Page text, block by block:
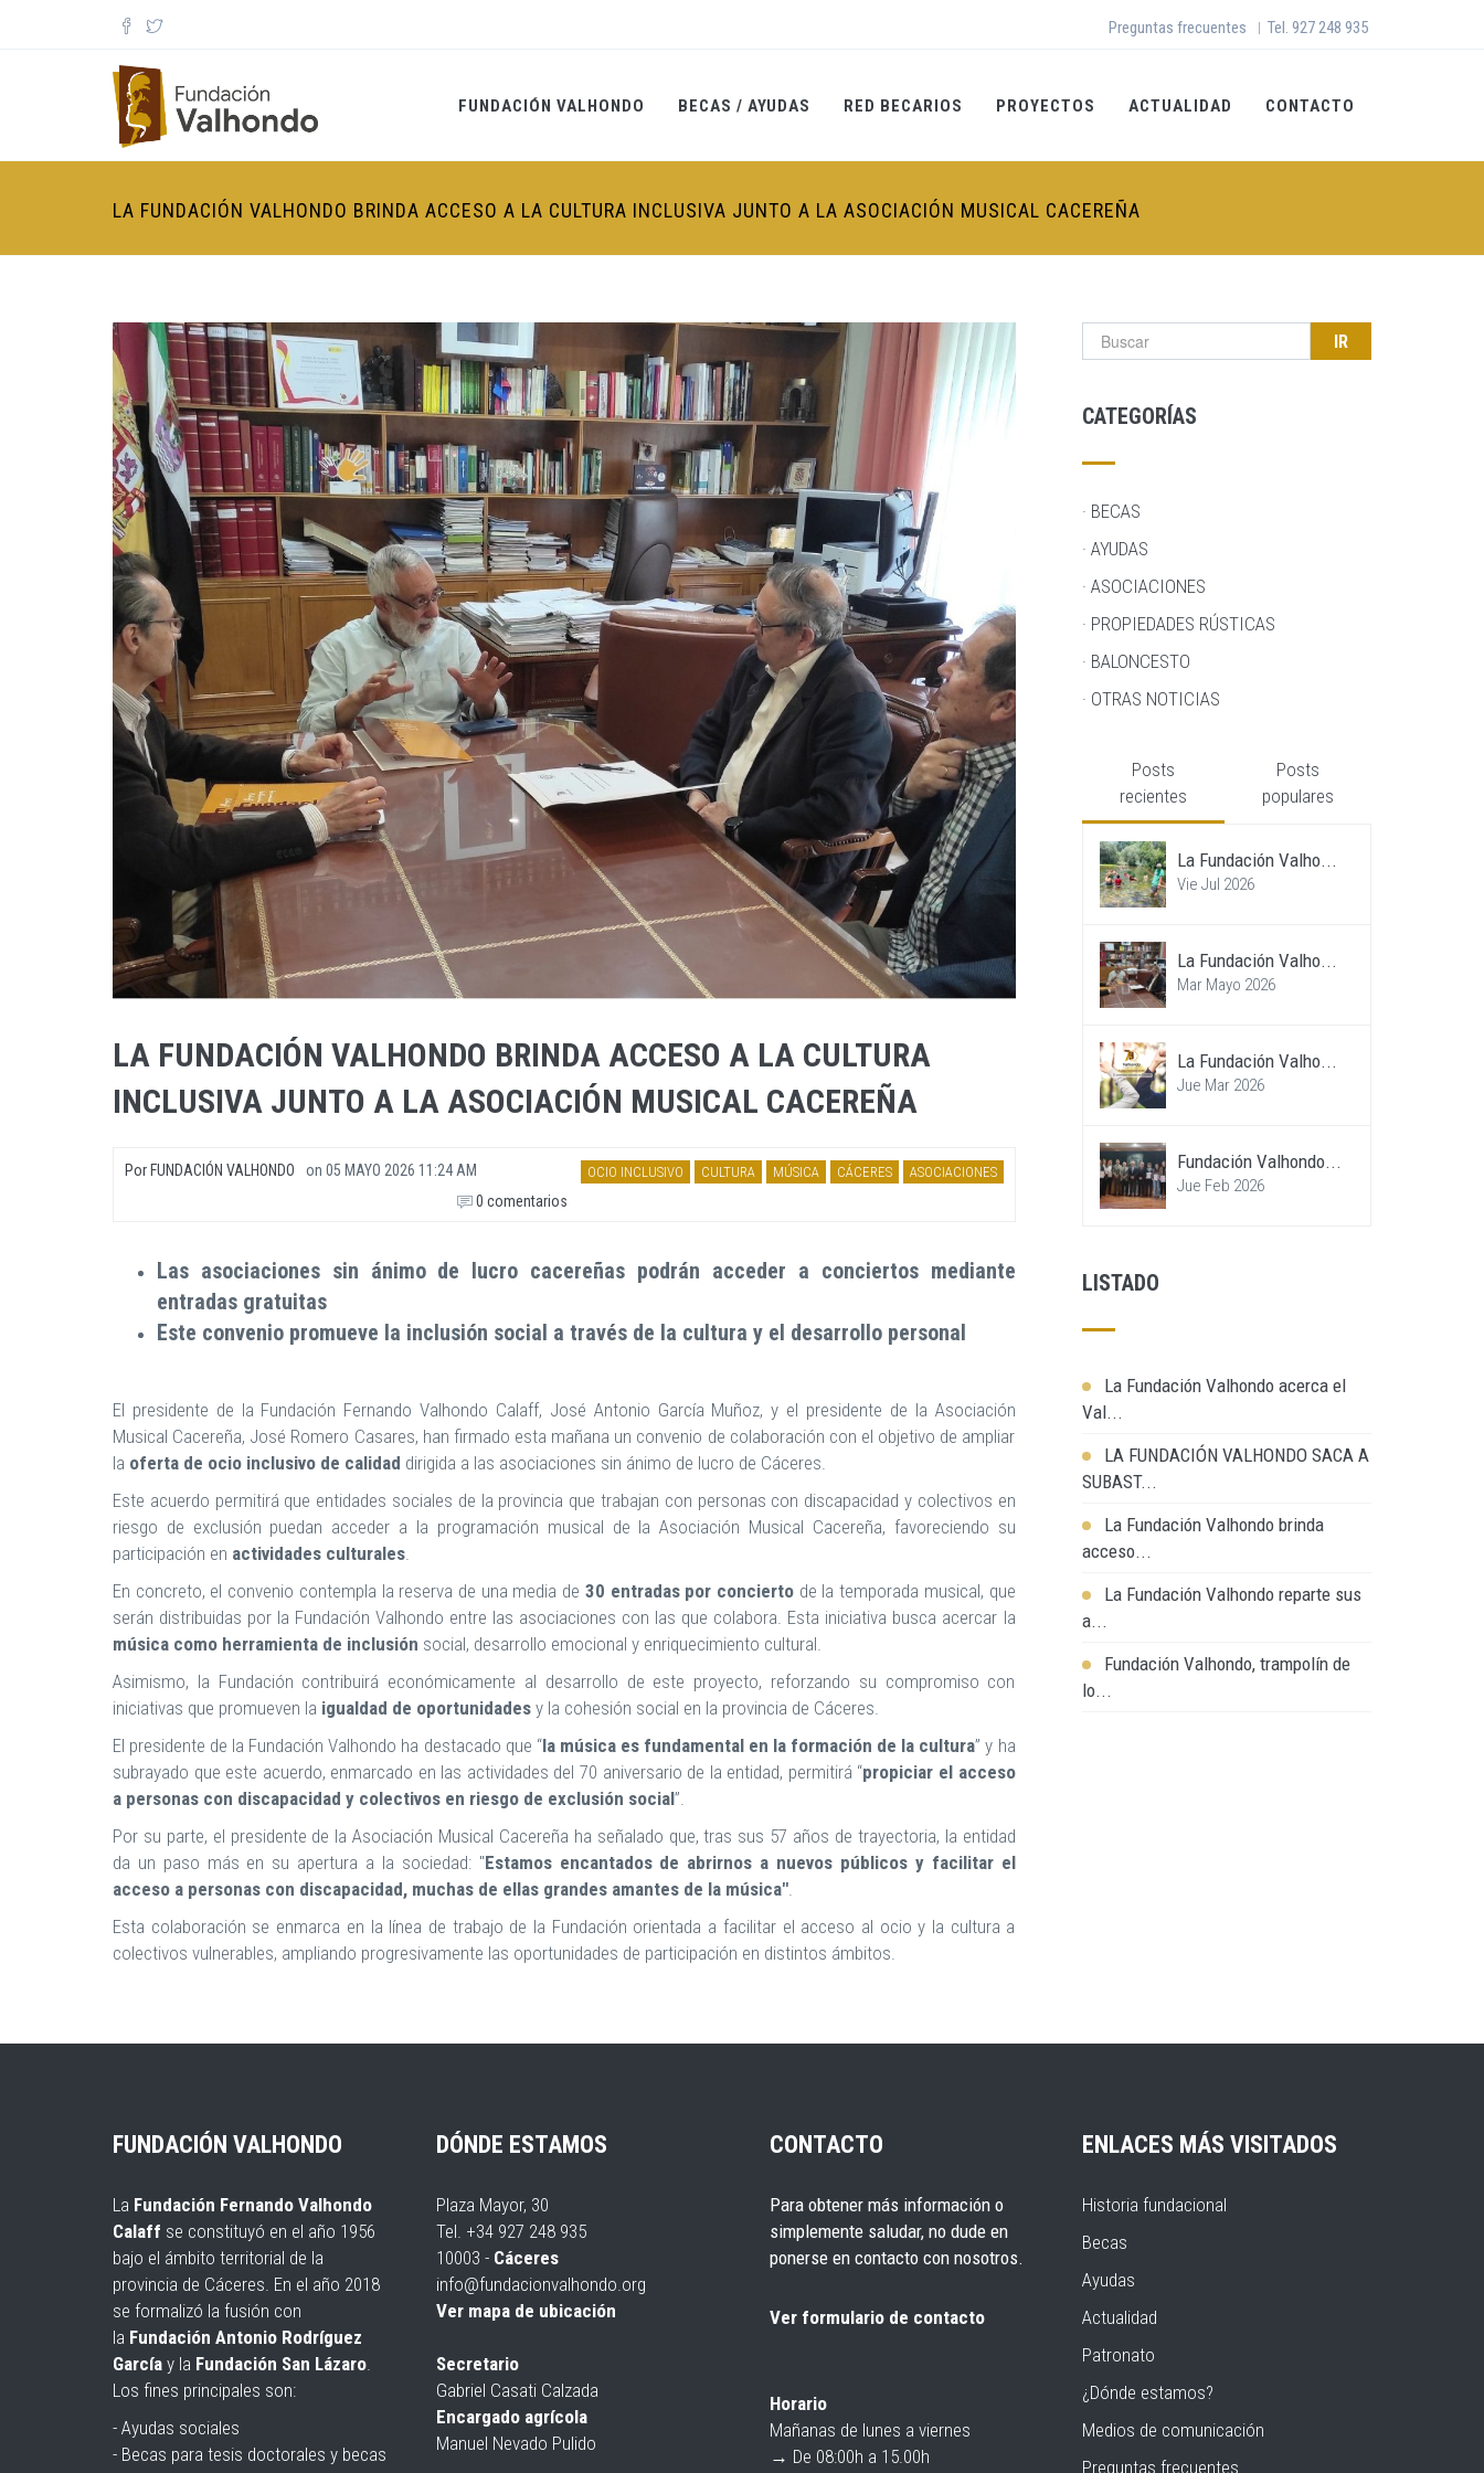
Pasar al contenido principal
Preguntas frecuentes | Tel. 927 248 935
FUNDACIÓN VALHONDO BECAS / AYUDAS RED BECARIOS PROYECTOS ACTUALIDAD CONTACTO
LA FUNDACIÓN VALHONDO BRINDA ACCESO A LA CULTURA INCLUSIVA JUNTO A LA ASOCIACIÓN MUSICAL CACEREÑA
LA FUNDACIÓN VALHONDO BRINDA ACCESO A LA CULTURA
INCLUSIVA JUNTO A LA ASOCIACIÓN MUSICAL CACEREÑA
Por FUNDACIÓN VALHONDO on 05 MAYO 2026 11:24 AM OCIO INCLUSIVO CULTURA MÚSICA CÁCERES ASOCIACIONES
0 comentarios
Las asociaciones sin ánimo de lucro cacereñas podrán acceder a conciertos mediante
entradas gratuitas
Este convenio promueve la inclusión social a través de la cultura y el desarrollo personal
El presidente de la Fundación Fernando Valhondo Calaff, José Antonio García Muñoz, y el presidente de la Asociación
Musical Cacereña, José Romero Casares, han firmado esta mañana un convenio de colaboración con el objetivo de ampliar
la oferta de ocio inclusivo de calidad dirigida a las asociaciones sin ánimo de lucro de Cáceres.
Este acuerdo permitirá que entidades sociales de la provincia que trabajan con personas con discapacidad y colectivos en
riesgo de exclusión puedan acceder a la programación musical de la Asociación Musical Cacereña, favoreciendo su
participación en actividades culturales.
En concreto, el convenio contempla la reserva de una media de 30 entradas por conciertode la temporada musical, que
serán distribuidas por la Fundación Valhondo entre las asociaciones con las que colabora. Esta iniciativa busca acercar la
música como herramienta de inclusión social, desarrollo emocional y enriquecimiento cultural.
Asimismo, la Fundación contribuirá económicamente al desarrollo de este proyecto, reforzando su compromiso con
iniciativas que promueven la igualdad de oportunidades y la cohesión social en la provincia de Cáceres.
El presidente de la Fundación Valhondo ha destacado que “la música es fundamental en la formación de la cultura” y ha
subrayado que este acuerdo, enmarcado en las actividades del 70 aniversario de la entidad, permitirá “propiciar el acceso
a personas con discapacidad y colectivos en riesgo de exclusión social”.
Por su parte, el presidente de la Asociación Musical Cacereña ha señalado que, tras sus 57 años de trayectoria, la entidad
da un paso más en su apertura a la sociedad: "Estamos encantados de abrirnos a nuevos públicos y facilitar el
acceso a personas con discapacidad, muchas de ellas grandes amantes de la música".
Esta colaboración se enmarca en la línea de trabajo de la Fundación orientada a facilitar el acceso al ocio y la cultura a
colectivos vulnerables, ampliando progresivamente las oportunidades de participación en distintos ámbitos.
Formulario de búsqueda
CATEGORÍAS
· BECAS
· AYUDAS
· ASOCIACIONES
· PROPIEDADES RÚSTICAS
· BALONCESTO
· OTRAS NOTICIAS
Posts
recientes
Posts
populares
La Fundación Valho...
Vie Jul 2026
La Fundación Valho...
Mar Mayo 2026
La Fundación Valho...
Jue Mar 2026
Fundación Valhondo...
Jue Feb 2026
LISTADO
La Fundación Valhondo acerca el
Val...
LA FUNDACIÓN VALHONDO SACA A
SUBAST...
La Fundación Valhondo brinda
acceso...
La Fundación Valhondo reparte sus
a...
Fundación Valhondo, trampolín de
lo...
FUNDACIÓN VALHONDO
La Fundación Fernando Valhondo
Calaff se constituyó en el año 1956
bajo el ámbito territorial de la
provincia de Cáceres. En el año 2018
se formalizó la fusión con
la Fundación Antonio Rodríguez
García y la Fundación San Lázaro.
Los fines principales son:
- Ayudas sociales
- Becas para tesis doctorales y becas
DÓNDE ESTAMOS
Plaza Mayor, 30
Tel. +34 927 248 935
10003 - Cáceres
info@fundacionvalhondo.org
Ver mapa de ubicación
Secretario
Gabriel Casati Calzada
Encargado agrícola
Manuel Nevado Pulido
CONTACTO
Para obtener más información o
simplemente saludar, no dude en
ponerse en contacto con nosotros.
Ver formulario de contacto
Horario
Mañanas de lunes a viernes
→ De 08:00h a 15.00h
ENLACES MÁS VISITADOS
Historia fundacional
Becas
Ayudas
Actualidad
Patronato
¿Dónde estamos?
Medios de comunicación
Preguntas frecuentes